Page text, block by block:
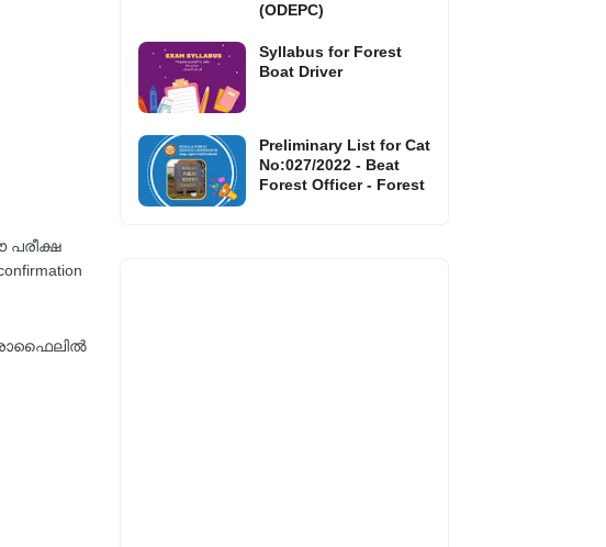
പരീക്ഷ
(ODEPC)
Syllabus for Forest
Boat Driver
Preliminary List for Cat
No:027/2022 - Beat
Forest Officer - Forest